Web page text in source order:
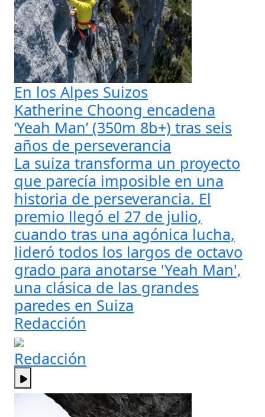
En los Alpes Suizos
Katherine Choong encadena
‘Yeah Man’ (350m 8b+) tras seis
años de perseverancia
La suiza transforma un proyecto
que parecía imposible en una
historia de perseverancia. El
premio llegó el 27 de julio,
cuando tras una agónica lucha,
lideró todos los largos de octavo
grado para anotarse 'Yeah Man',
una clásica de las grandes
paredes en Suiza
Redacción
Redacción